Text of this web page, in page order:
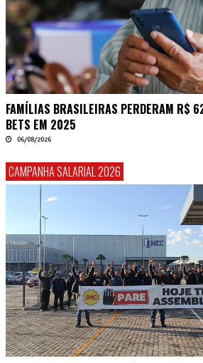
FAMÍLIAS BRASILEIRAS PERDERAM R$
BETS EM 2025
06/08/2026
CAMPANHA SALARIAL 2026